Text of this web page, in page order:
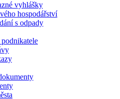
vyhlášky
hospodářství
s odpady